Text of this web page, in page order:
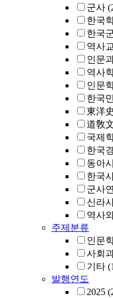
군사
한국
한국
역사
인문
역사
인문
한국
東洋
道敎
국제
한국
동아
한국
군사
신라
역사
주제분류
인문
사회
기타
발행연도
2025